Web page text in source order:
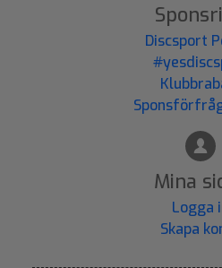
Discsport
Mina
Logga
Skapa